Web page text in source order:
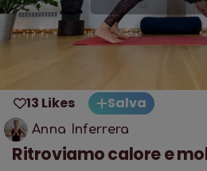
13 Likes Salva
Anna Inferrera
Ritroviamo calore e